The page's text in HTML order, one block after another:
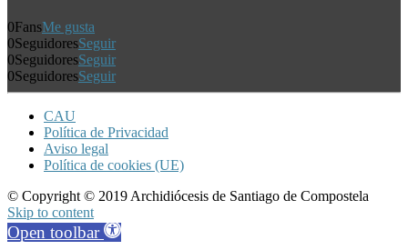
0FansMe gusta
0SeguidoresSeguir
0SeguidoresSeguir
0SeguidoresSeguir
CAU
Política de Privacidad
Aviso legal
Política de cookies (UE)
© Copyright © 2019 Archidiócesis de Santiago de Compostela
Skip to content
Open toolbar